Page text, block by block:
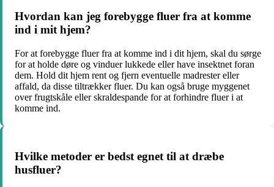
Hvordan kan jeg forebygge fluer fra at komme
ind i mit hjem?
For at forebygge fluer fra at komme ind i dit hjem, skal du sørge
for at holde døre og vinduer lukkede eller have insektnet foran
dem. Hold dit hjem rent og fjern eventuelle madrester eller
affald, da disse tiltrækker fluer. Du kan også bruge myggenet
over frugtskåle eller skraldespande for at forhindre fluer i at
komme ind.
Hvilke metoder er bedst egnet til at dræbe
husfluer?